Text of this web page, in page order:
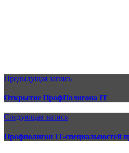
Предыдущая запись
Открытие ПрофПолигона IT
Следующая запись
Профполигон IT-специальностей